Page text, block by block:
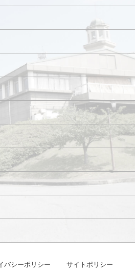
バシーポリシー サイトポリシー